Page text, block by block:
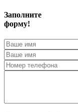
Заполните
форму!